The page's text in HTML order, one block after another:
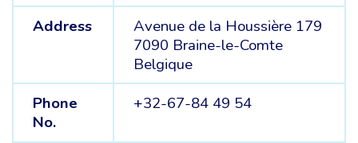
Address
Avenue de la Houssière 179
7090 Braine-le-Comte
Belgique
Phone
No.
+32-67-84 49 54